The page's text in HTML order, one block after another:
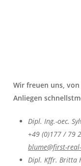
Wir freuen uns,
Anliegen
Dipl. Ing.-oec.
+49 (0)177 / 79
blume@first-
Dipl. Kffr. Britta